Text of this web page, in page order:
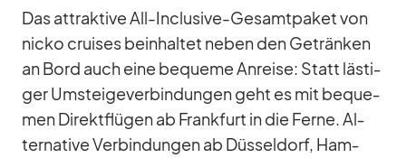
Das at­trak­tive All-In­clu­sive-Ge­samt­pa­ket von
nicko crui­ses be­inhal­tet ne­ben den Ge­trän­ken
an Bord auch eine be­queme An­reise: Statt läs­ti­
ger Um­stei­ge­ver­bin­dun­gen geht es mit be­que­
men Di­rekt­flü­gen ab Frank­furt in die Ferne. Al­
ter­na­tive Ver­bin­dun­gen ab Düs­sel­dorf, Ham­